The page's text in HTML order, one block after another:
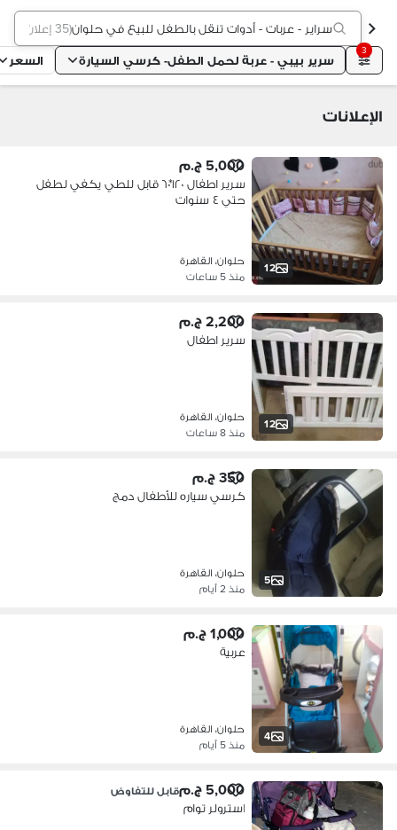
سراير - عربات - أدوات تنقل بالطفل للبيع في حلوان(35 إعلان
3
سرير بيبي - عربة لحمل الطفل- كرسي السيارة السعر
الإعلانات
12
5,000 ج.م
سرير اطفال ١٢٠*٦٠ قابل للطي يكفي لطفل
حتي ٤ سنوات
حلوان، القاهرة
منذ 5 ساعات
12
2,200 ج.م
سرير اطفال
حلوان، القاهرة
منذ 8 ساعات
5
350 ج.م
كرسي سياره للأطفال دمج
حلوان، القاهرة
منذ 2 أيام
4
1,000 ج.م
عربية
حلوان، القاهرة
منذ 5 أيام
5,000 ج.م قابل للتفاوض
استرولر توام